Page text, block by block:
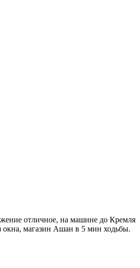
отличное, на машине до Кремля
магазин Ашан в 5 мин ходьбы.